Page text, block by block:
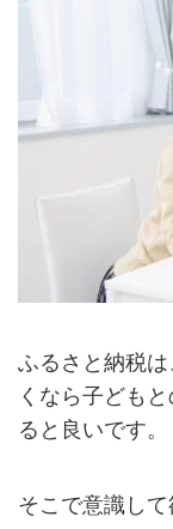
ふるさと納税
くなら子ども
ると良いです。
そこで意識して